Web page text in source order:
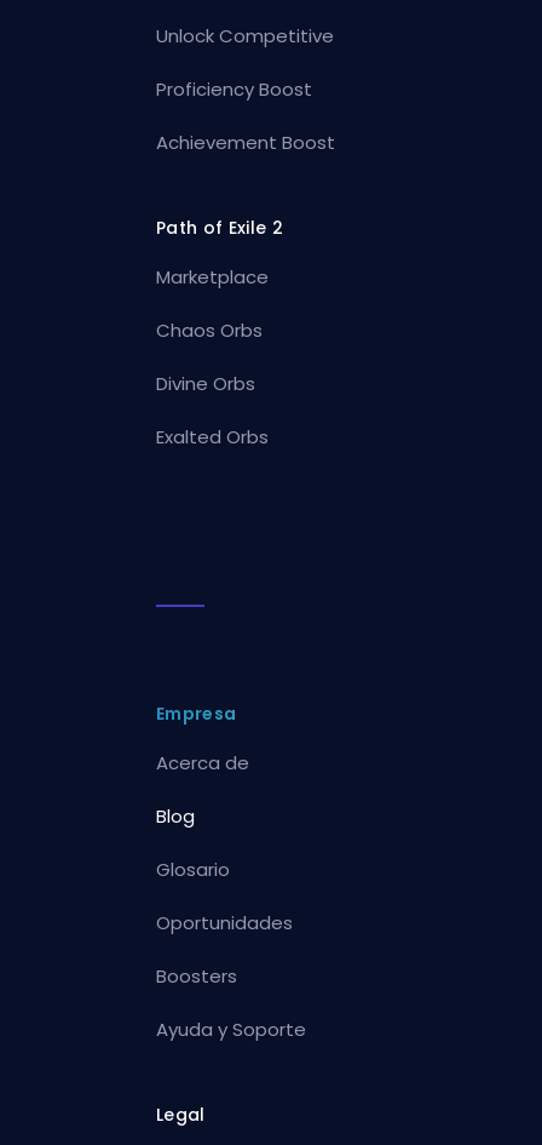
Unlock Competitive
Proficiency Boost
Achievement Boost
Path of Exile 2
Marketplace
Chaos Orbs
Divine Orbs
Exalted Orbs
Empresa
Acerca de
Blog
Glosario
Oportunidades
Boosters
Ayuda y Soporte
Legal